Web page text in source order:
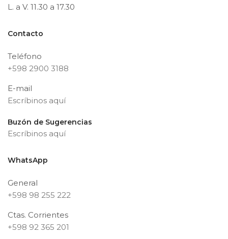
L. a V. 11.30 a 17.30
Contacto
Teléfono
+598 2900 3188
E-mail
Escríbinos aquí
Buzón de Sugerencias
Escríbinos aquí
WhatsApp
General
+598 98 255 222
Ctas. Corrientes
+598 92 365 201